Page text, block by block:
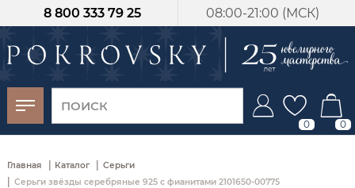
08:00-21:00 (МСК)
8 800 333 79 25
0 0
Главная | Каталог | Серьги
| Серьги звёзды серебряные 925 с фианитами 2101650-00775
-30%
от 15 дней с
момента оплаты